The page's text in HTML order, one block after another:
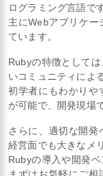
ログラミング言語です
主にWebアプリケ
ています。
Rubyの特徴として
いコミュニティによ
初学者にもわかりや
が可能で、開発現場
さらに、適切な開発
経営面でも大きなメ
Rubyの導入や開発